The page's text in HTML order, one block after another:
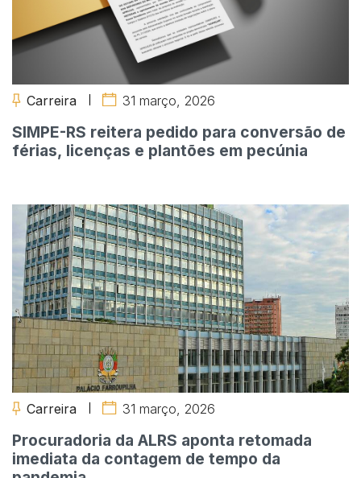
Carreira 31 março, 2026
SIMPE-RS reitera pedido para conversão de
férias, licenças e plantões em pecúnia
Carreira 31 março, 2026
Procuradoria da ALRS aponta retomada
imediata da contagem de tempo da